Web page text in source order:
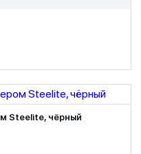
Steelite, чёрный